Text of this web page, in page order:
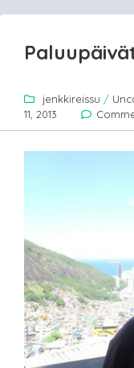
CONTENT
jenkkireissu /
11, 2013